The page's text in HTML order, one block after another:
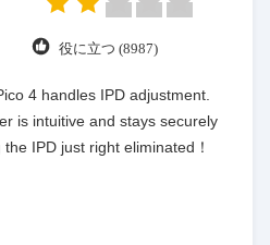
役に立つ (8987)
4 handles IPD adjustment.
is intuitive and stays securely
IPD just right eliminated！